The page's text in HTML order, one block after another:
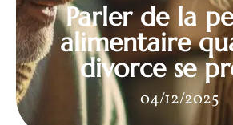
Parler de la
alimentaire
divorce se
04/12/2025